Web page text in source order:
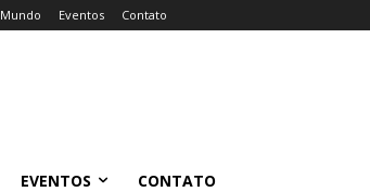
Mundo Eventos Contato
EVENTOS CONTATO